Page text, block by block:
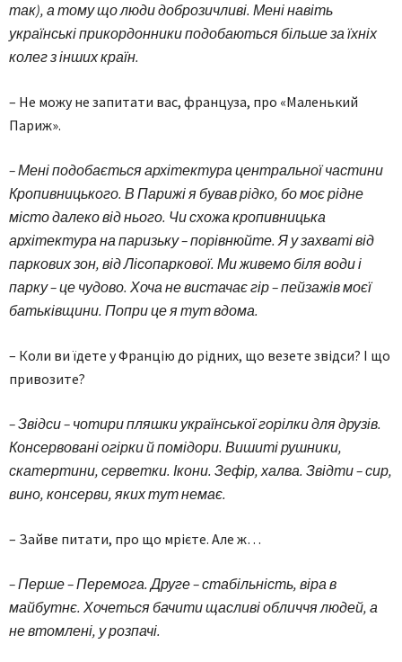
так), а тому що люди доброзичливі. Мені навіть
українські прикордонники подобаються більше за їхніх
колег з інших країн.
– Не можу не запитати вас, француза, про «Маленький
Париж».
– Мені подобається архітектура центральної частини
Кропивницького. В Парижі я бував рідко, бо моє рідне
місто далеко від нього. Чи схожа кропивницька
архітектура на паризьку – порівнюйте. Я у захваті від
паркових зон, від Лісопаркової. Ми живемо біля води і
парку – це чудово. Хоча не вистачає гір – пейзажів моєї
батьківщини. Попри це я тут вдома.
– Коли ви їдете у Францію до рідних, що везете звідси? І що
привозите?
– Звідси – чотири пляшки української горілки для друзів.
Консервовані огірки й помідори. Вишиті рушники,
скатертини, серветки. Ікони. Зефір, халва. Звідти – сир,
вино, консерви, яких тут немає.
– Зайве питати, про що мрієте. Але ж…
– Перше – Перемога. Друге – стабільність, віра в
майбутнє. Хочеться бачити щасливі обличчя людей, а
не втомлені, у розпачі.